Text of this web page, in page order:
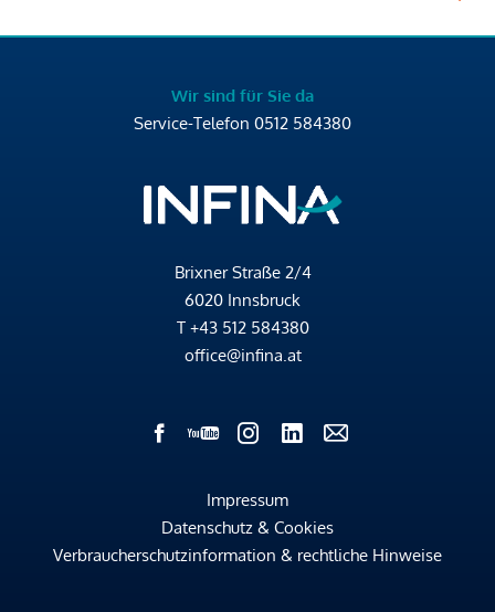
Wir sind für Sie da
Service-Telefon 0512 584380
Brixner Straße 2/4
6020 Innsbruck
T +43 512 584380
office@infina.at
Impressum
Datenschutz & Cookies
Verbraucherschutzinformation & rechtliche Hinweise